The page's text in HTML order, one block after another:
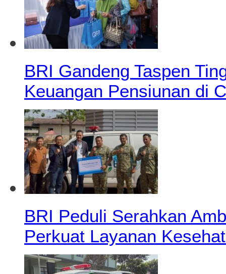
BRI Gandeng Taspen
Keuangan Pensiunan di
BRI Peduli Serahkan
Perkuat Layanan